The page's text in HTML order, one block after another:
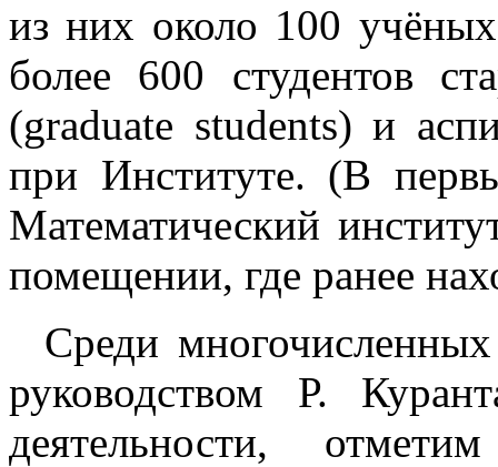
из них около 100
более 600 студентов
(graduate students) и
при Институте. (В
Математический
помещении, где ранее
Среди
руководством Р.
деятельности,